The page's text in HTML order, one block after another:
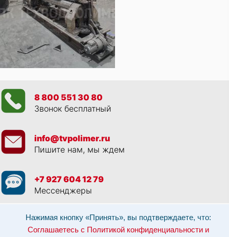
Нажимая кнопку «Принять», вы подтверждаете, что:
Соглашаетесь с Политикой конфиденциальности и
8 800 551 30 80
Звонок бесплатный
info@tvpolimer.ru
Пишите нам, мы ждем
+7 927 604 12 79
Мессенджеры
Просматривая данный веб сайт, и обращаясь к нам, вы:Соглашаетесь с
Разрешаете обработку персональных данных в соответствии с 152-ФЗ